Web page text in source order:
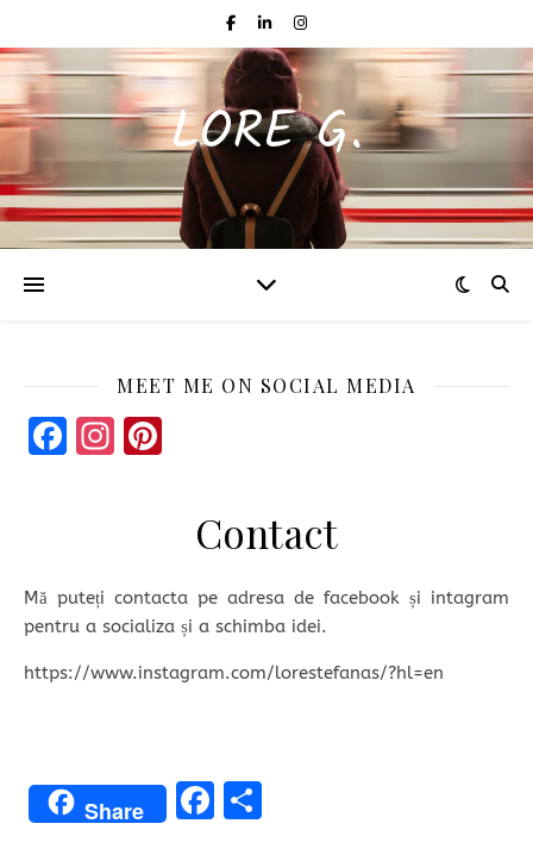
LORE G.
MEET ME ON SOCIAL MEDIA
Facebook
Instagram
Contact
Mă puteți contacta pe adresa de facebook și intagram
pentru a socializa și a schimba idei.
https://www.instagram.com/lorestefanas/?hl=en
Share Facebook